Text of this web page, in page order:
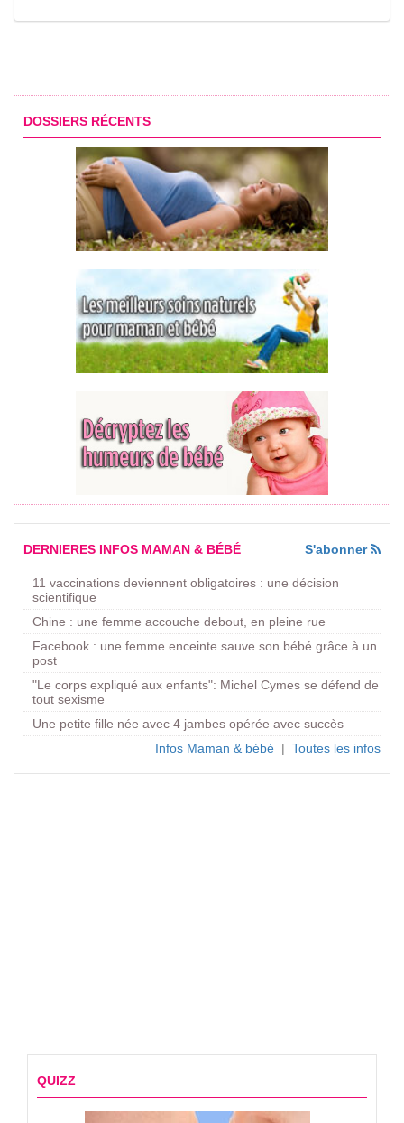
DOSSIERS RÉCENTS
DERNIERES INFOS MAMAN & BÉBÉ S'abonner
11 vaccinations deviennent obligatoires : une décision
scientifique
Chine : une femme accouche debout, en pleine rue
Facebook : une femme enceinte sauve son bébé grâce à un
post
"Le corps expliqué aux enfants": Michel Cymes se défend de
tout sexisme
Une petite fille née avec 4 jambes opérée avec succès
Infos Maman & bébé | Toutes les infos
QUIZZ